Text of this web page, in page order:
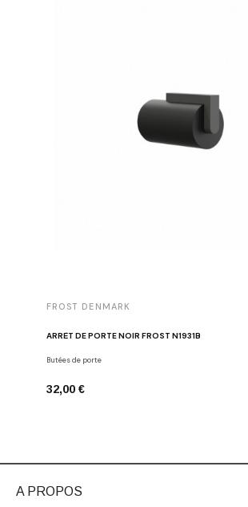
FROST DENMARK
ARRÊT DE PORTE NOIR FROST N1931B
Butées de porte
32,00 €
A PROPOS